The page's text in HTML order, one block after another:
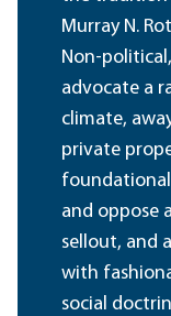
Murray N.
Non-
advocate a
climate,
private
and oppose
sellout, and
with
social